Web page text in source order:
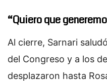
“Quiero que
Al cierre, Sarnari
del Congreso y a los
desplazaron hasta